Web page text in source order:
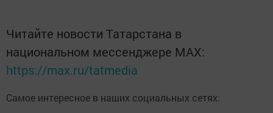
Читайте новости Татарстана в
национальном мессенджере MАХ:
https://max.ru/tatmedia
Самое интересное в наших социальных сетях: